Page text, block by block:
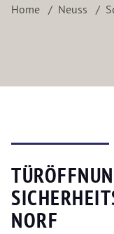
Home Neuss
NORF